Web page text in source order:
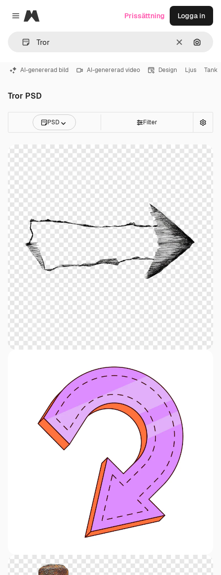
Close menu
Magnific
RensaSök
Prissättning Logga in
AI-genererad bild AI-genererad video Design Ljus Tank
Tror PSD
PSD Filter